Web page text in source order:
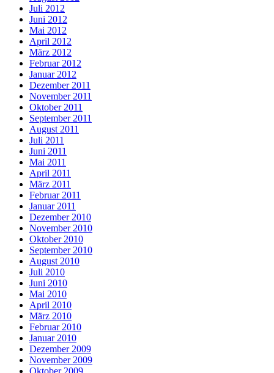
Juli 2012
Juni 2012
Mai 2012
April 2012
März 2012
Februar 2012
Januar 2012
Dezember 2011
November 2011
Oktober 2011
September 2011
August 2011
Juli 2011
Juni 2011
Mai 2011
April 2011
März 2011
Februar 2011
Januar 2011
Dezember 2010
November 2010
Oktober 2010
September 2010
August 2010
Juli 2010
Juni 2010
Mai 2010
April 2010
März 2010
Februar 2010
Januar 2010
Dezember 2009
November 2009
Oktober 2009